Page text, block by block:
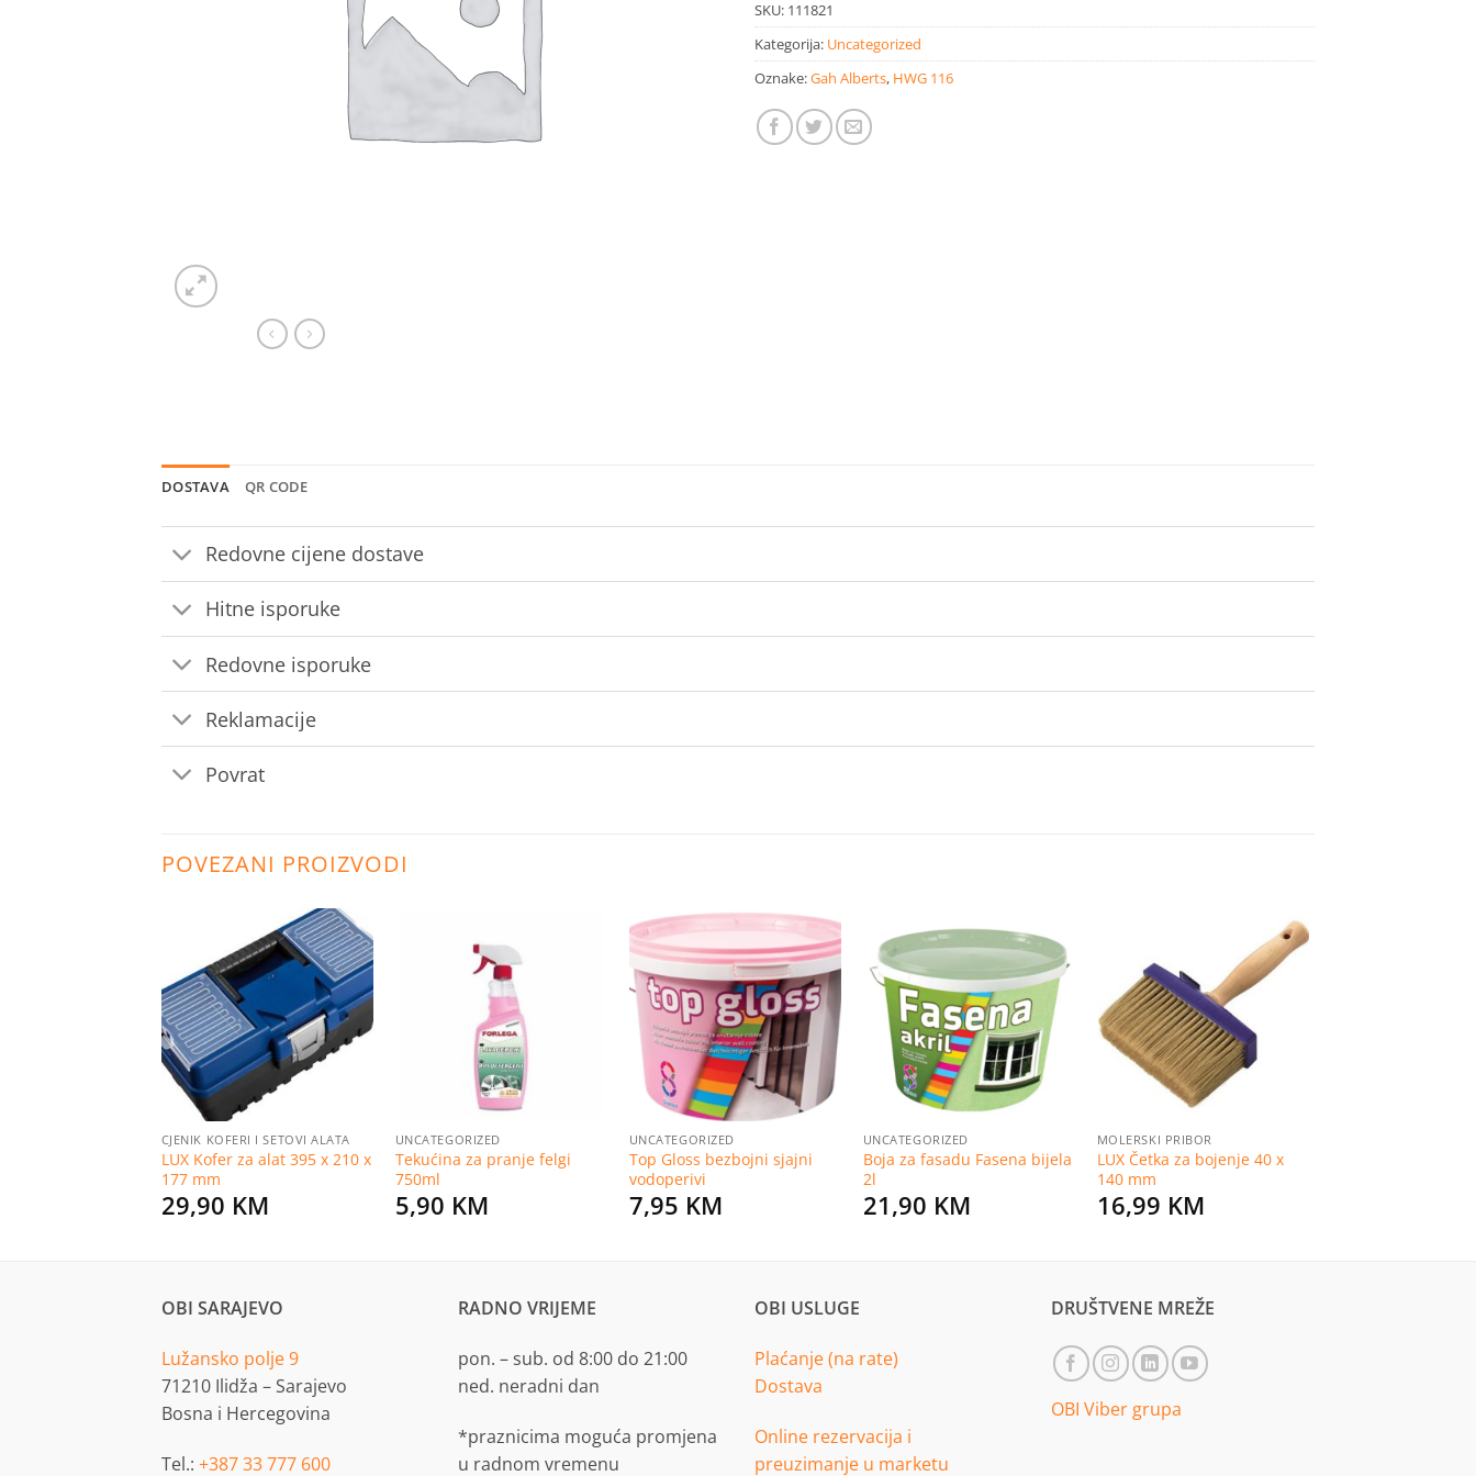
SKU: 111821
Kategorija: Uncategorized
Oznake:Gah Alberts, HWG 116
DOSTAVA QR CODE
Redovne cijene dostave
Hitne isporuke
Redovne isporuke
Reklamacije
Povrat
POVEZANI PROIZVODI
Dodaj
na
listu
želja
CJENIK KOFERI I SETOVI ALATA
LUX Kofer za alat 395 x 210 x
177 mm
29,90 KM
UNCATEGORIZED
Tekućina za pranje felgi
750ml
5,90 KM
Dodaj
na
listu
želja
UNCATEGORIZED
Top Gloss bezbojni sjajni
vodoperivi
7,95 KM
Dodaj
na
listu
želja
UNCATEGORIZED
Boja za fasadu Fasena bijela
2l
21,90 KM
Dodaj
MOLERSKI PRIBOR
LUX Četka za bojenje 40 x
140 mm
16,99 KM
OBI SARAJEVO
Lužansko polje 9
71210 Ilidža – Sarajevo
Bosna i Hercegovina
Tel.: +387 33 777 600
RADNO VRIJEME
pon. – sub. od 8:00 do 21:00
ned. neradni dan
*praznicima moguća promjena
u radnom vremenu
OBI USLUGE
Plaćanje (na rate)
Dostava
Online rezervacija i
preuzimanje u marketu
DRUŠTVENE MREŽE
OBI Viber grupa